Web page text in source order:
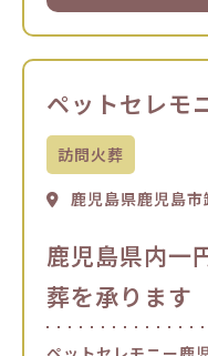
ペットセレモ
訪問火葬
鹿児島県鹿児島
鹿児島県内一
葬を承ります